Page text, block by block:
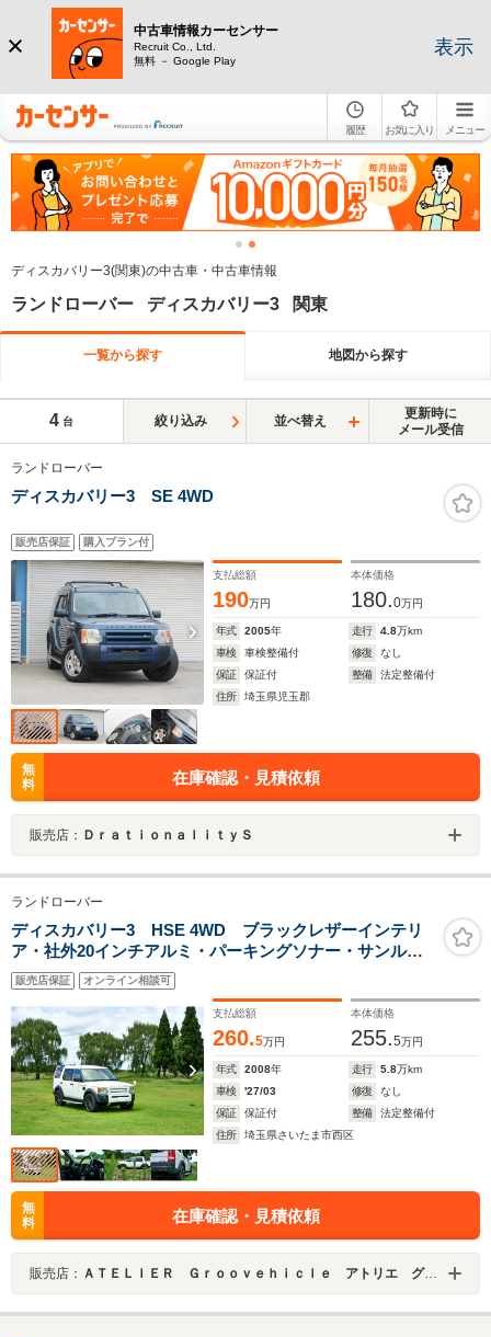
中古車情報カーセンサー
Recruit Co., Ltd.
無料 － Google Play
表示
履歴 お気に入り メニュー
ディスカバリー3(関東)の中古車・中古車情報
ランドローバー ディスカバリー3 関東
一覧から探す 地図から探す
4 台 絞り込み 並べ替え
更新時に
メール受信
ランドローバー
ディスカバリー3 SE 4WD
販売店保証 購入プラン付
支払総額
190万円
本体価格
180.0万円
年式 2005年 走行 4.8万km
車検
車検整備付 修復
なし
保証
保証付 整備
法定整備付
住所
埼玉県児玉郡
無
料
在庫確認・見積依頼
販売店： ＤｒａｔｉｏｎａｌｉｔｙＳ
ランドローバー
ディスカバリー3 HSE 4WD ブラックレザーインテリ
ア・社外20インチアルミ・パーキングソナー・サンルー
フ・HIDヘッドライトサイドランニングボード・社外デジ
タルインナーミラー
販売店保証 オンライン相談可
支払総額
260.5万円
本体価格
255.5万円
年式 2008年 走行 5.8万km
車検
'27/03 修復
なし
保証
保証付 整備
法定整備付
住所
埼玉県さいたま市西区
無
料
在庫確認・見積依頼
販売店： ＡＴＥＬＩＥＲ Ｇｒｏｏｖｅｈｉｃｌｅ アトリエ グルービークル